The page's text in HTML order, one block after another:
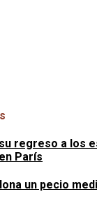
regreso a los
París
un pecio